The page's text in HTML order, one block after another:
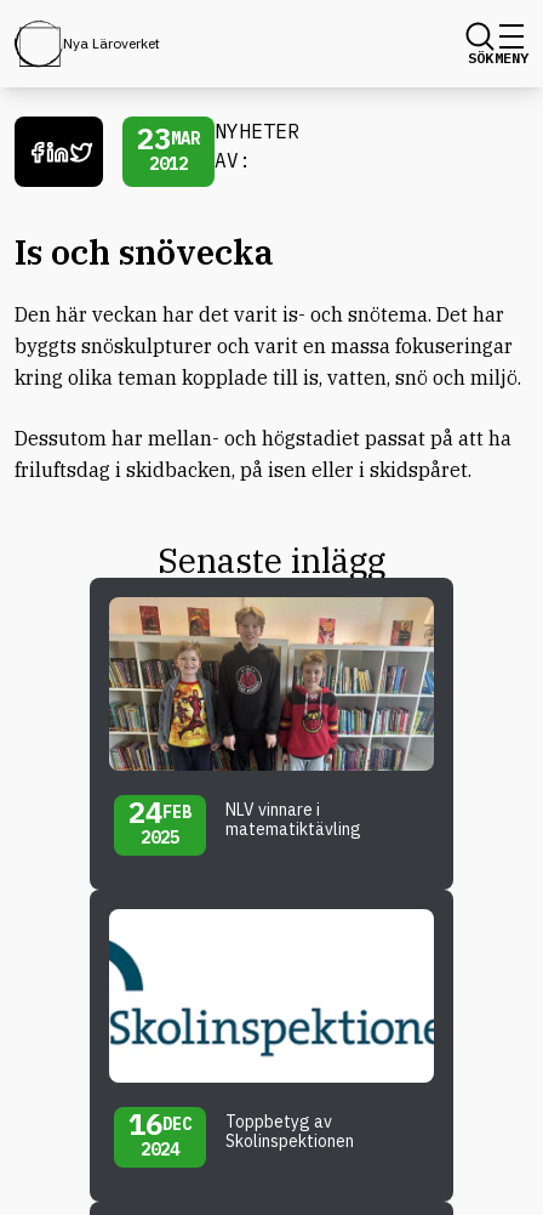
Nya Läroverket
SÖKMENY
23MAR
2012
NYHETER
AV:
Is och snövecka
Den här veckan har det varit is- och snötema. Det har
byggts snöskulpturer och varit en massa fokuseringar
kring olika teman kopplade till is, vatten, snö och miljö.
Dessutom har mellan- och högstadiet passat på att ha
friluftsdag i skidbacken, på isen eller i skidspåret.
Senaste inlägg
24FEB
2025
NLV vinnare i
matematiktävling
16DEC
2024
Toppbetyg av
Skolinspektionen